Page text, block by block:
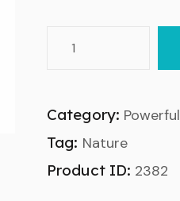
Category:
Tag: Nature
Product ID: 2382